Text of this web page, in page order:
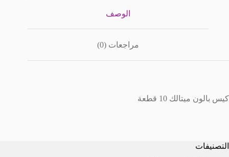
الوصف
مراجعات (0)
كيس بالون ميتالك 10 قطعة
التصنيفات